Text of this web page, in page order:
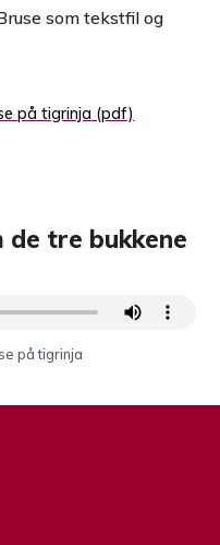
som tekstfil og
på tigrinja
de tre bukkene
på tigrinja